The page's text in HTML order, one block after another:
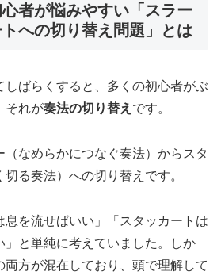
心者が悩みやすい「スラー
への切り替え問題」とは
しばらくすると、多くの初心者がぶ
それが奏法の切り替え です。
なめらかにつなぐ奏法）からスタ
る奏法）への切り替えです。
息を流せばいい」「スタッカートは
」と単純に考えていました。しか
両方が混在しており、頭で理解して